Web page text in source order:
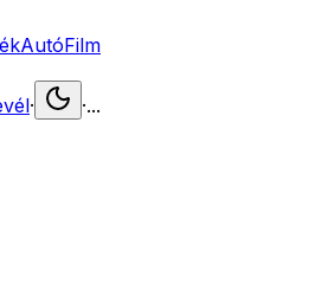
AutóFilm
· ·...